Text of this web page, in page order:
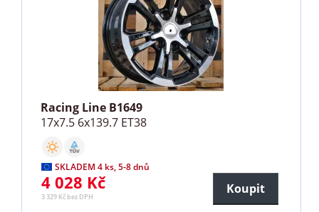
Racing Line B1649
17x7.5 6x139.7 ET38
SKLADEM 4 ks, 5-8 dnů
4 028 Kč
3 329 Kč bez DPH
Koupit